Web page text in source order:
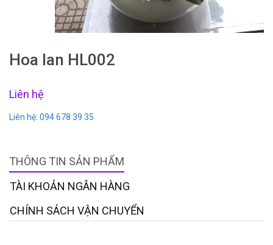
Hoa lan HL002
Liên hệ
Liên hệ: 094 678 39 35
THÔNG TIN SẢN PHẨM
TÀI KHOẢN NGÂN HÀNG
CHÍNH SÁCH VẬN CHUYỂN